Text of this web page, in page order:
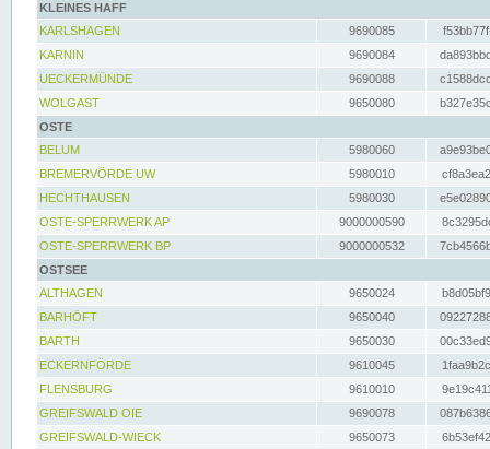
KLEINES HAFF
KARLSHAGEN
9690085
KARNIN
9690084
UECKERMÜNDE
9690088
WOLGAST
9650080
OSTE
BELUM
5980060
BREMERVÖRDE UW
5980010
HECHTHAUSEN
5980030
OSTE-SPERRWERK AP
9000000590
OSTE-SPERRWERK BP
9000000532
OSTSEE
ALTHAGEN
9650024
BARHÖFT
9650040
BARTH
9650030
ECKERNFÖRDE
9610045
FLENSBURG
9610010
GREIFSWALD OIE
9690078
GREIFSWALD-WIECK
9650073